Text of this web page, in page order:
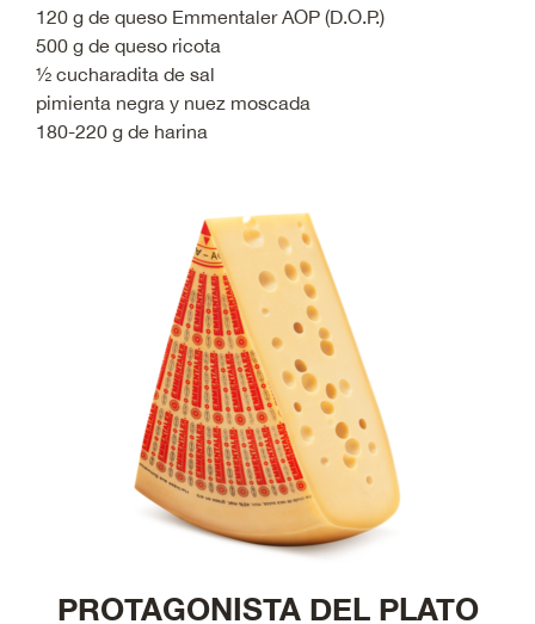
120 g de queso Emmentaler AOP (D.O.P.)
500 g de queso ricota
½ cucharadita de sal
pimienta negra y nuez moscada
180-220 g de harina
PROTAGONISTA DEL PLATO